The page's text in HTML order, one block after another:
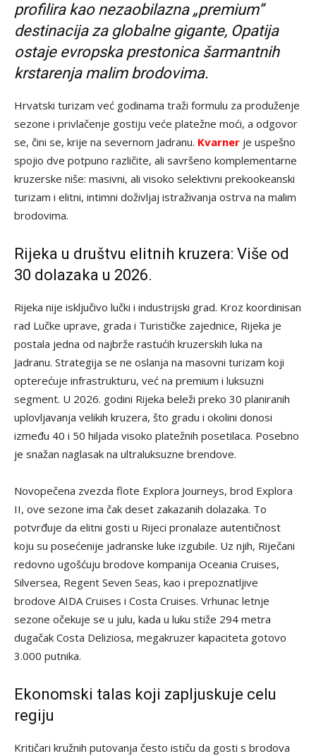
profilira kao nezaobilazna „premium”
destinacija za globalne gigante, Opatija
ostaje evropska prestonica šarmantnih
krstarenja malim brodovima.
Hrvatski turizam već godinama traži formulu za produženje
sezone i privlačenje gostiju veće platežne moći, a odgovor
se, čini se, krije na severnom Jadranu. Kvarner je uspešno
spojio dve potpuno različite, ali savršeno komplementarne
kruzerske niše: masivni, ali visoko selektivni prekookeanski
turizam i elitni, intimni doživljaj istraživanja ostrva na malim
brodovima.
Rijeka u društvu elitnih kruzera: Više od
30 dolazaka u 2026.
Rijeka nije isključivo lučki i industrijski grad. Kroz koordinisan
rad Lučke uprave, grada i Turističke zajednice, Rijeka je
postala jedna od najbrže rastućih kruzerskih luka na
Jadranu. Strategija se ne oslanja na masovni turizam koji
opterećuje infrastrukturu, već na premium i luksuzni
segment. U 2026. godini Rijeka beleži preko 30 planiranih
uplovljavanja velikih kruzera, što gradu i okolini donosi
između 40 i 50 hiljada visoko platežnih posetilaca. Posebno
je snažan naglasak na ultraluksuzne brendove.
Novopečena zvezda flote Explora Journeys, brod Explora
II, ove sezone ima čak deset zakazanih dolazaka. To
potvrđuje da elitni gosti u Rijeci pronalaze autentičnost
koju su posećenije jadranske luke izgubile. Uz njih, Riječani
redovno ugošćuju brodove kompanija Oceania Cruises,
Silversea, Regent Seven Seas, kao i prepoznatljive
brodove AIDA Cruises i Costa Cruises. Vrhunac letnje
sezone očekuje se u julu, kada u luku stiže 294 metra
dugačak Costa Deliziosa, megakruzer kapaciteta gotovo
3.000 putnika.
Ekonomski talas koji zapljuskuje celu
regiju
Kritičari kružnih putovanja često ističu da gosti s brodova